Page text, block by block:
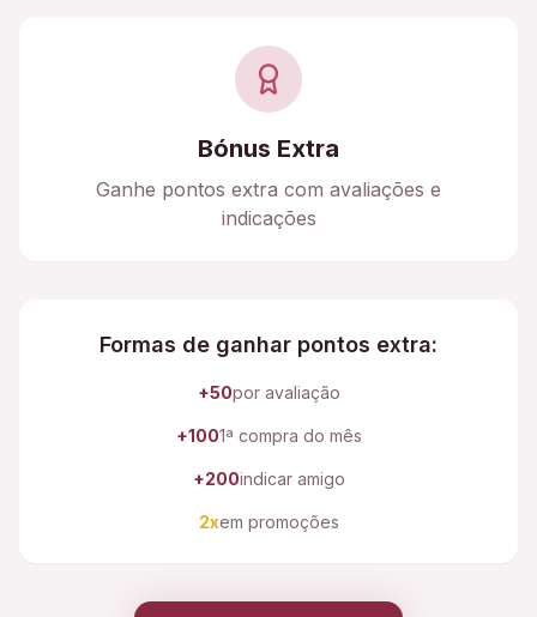
Bónus Extra
Ganhe pontos extra com avaliações e
indicações
Formas de ganhar pontos extra:
+50por avaliação
+1001ª compra do mês
+200indicar amigo
2xem promoções